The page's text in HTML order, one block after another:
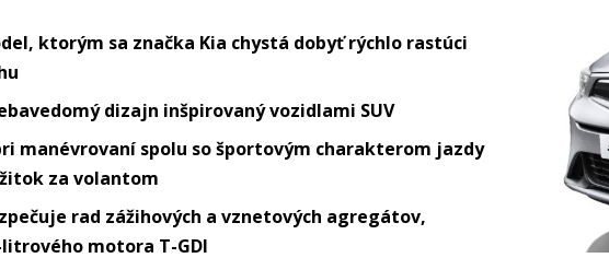
ktorým sa značka Kia chystá dobyť rýchlo rastúci
dizajn inšpirovaný vozidlami SUV
manévrovaní spolu so športovým charakterom jazdy
za volantom
rad zážihových a vznetových agregátov,
motora T-GDI